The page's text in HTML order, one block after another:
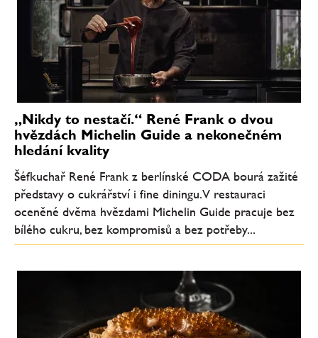
„Nikdy to nestačí.“ René Frank o dvou
hvězdách Michelin Guide a nekonečném
hledání kvality
Šéfkuchař René Frank z berlínské CODA bourá zažité
představy o cukrářství i fine diningu. V restauraci
oceněné dvěma hvězdami Michelin Guide pracuje bez
bílého cukru, bez kompromisů a bez potřeby...